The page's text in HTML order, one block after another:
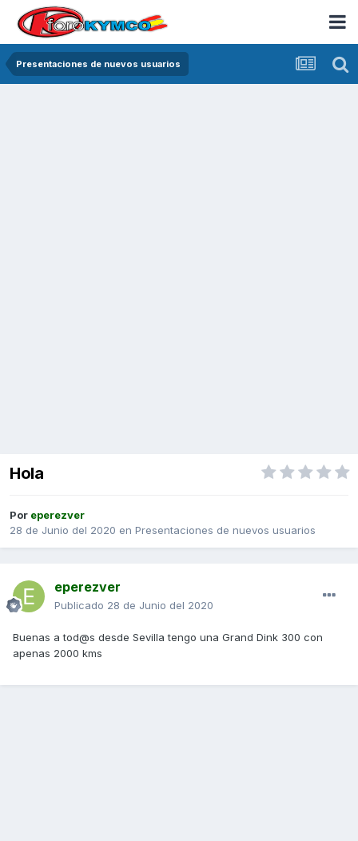
Presentaciones de nuevos usuarios
Hola
Por eperezver
28 de Junio del 2020 en Presentaciones de nuevos usuarios
eperezver
Publicado 28 de Junio del 2020
Buenas a tod@s desde Sevilla tengo una Grand Dink 300 con
apenas 2000 kms